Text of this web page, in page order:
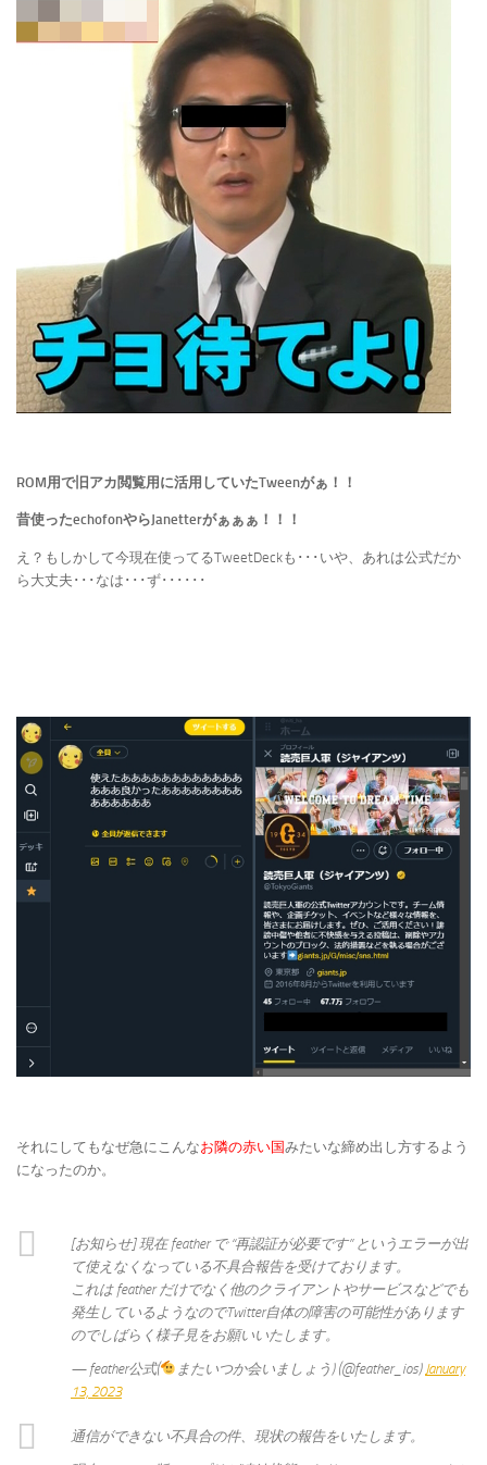
ROM用で旧アカ閲覧用に活用していたTweenがぁ！！
昔使ったechofonやらJanetterがぁぁぁ！！！
え？もしかして今現在使ってるTweetDeckも･･･いや、あれは公式だか
ら大丈夫･･･なは･･･ず･･････
それにしてもなぜ急にこんなお隣の赤い国みたいな締め出し方するよう
になったのか。
[お知らせ] 現在 feather で “再認証が必要です” というエラーが出
て使えなくなっている不具合報告を受けております。
これは feather だけでなく他のクライアントやサービスなどでも
発生しているようなのでTwitter自体の障害の可能性があります
のでしばらく様子見をお願いいたします。
— feather公式( またいつか会いましょう) (@feather_ios) January
13, 2023
通信ができない不具合の件、現状の報告をいたします。